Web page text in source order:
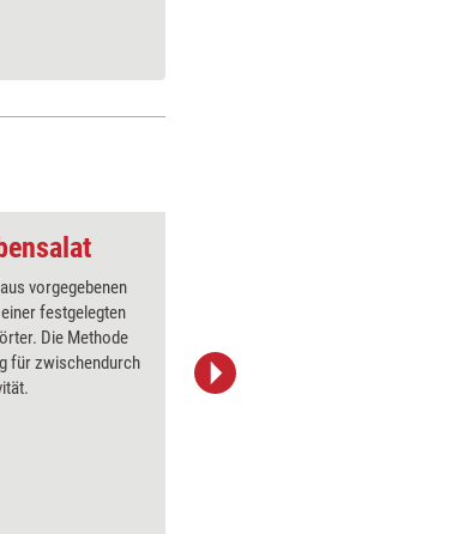
vorgegebenen
festgelegten
Die Methode
für zwischendurch